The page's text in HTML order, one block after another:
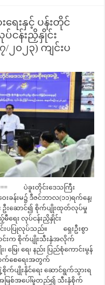
ေးနှင့် ပန်းတိုင်
ငန်းညှိနှိုင်း
၀၂၃) ကျင်းပ
ပဲခူးတိုင်းဒေသကြီး
ခန်းမ၌ ဒီဇင်ဘာလ(၁၁)ရက်နေ့၊
း ဦးဆောင်၍ စိုက်ပျိုးထုတ်လုပ်မှု
မီရေး လုပ်ငန်းညှိနှိုင်း
င်းပပြုလုပ်သည်။ ရှေးဦးစွာ
ဝင်းက စိုက်ပျိုးသီးနှံအလိုက်
ေ၊ ရေ၊ နည်း ပြည်စုံကောင်းမွန်
တက်စေရေးအတွက်
က်ပျိုးနိုင်ရေး ဆောင်ရွက်သွားရ
အမြစ်အပေါ်မူတည်၍ သီးနှံစိုက်